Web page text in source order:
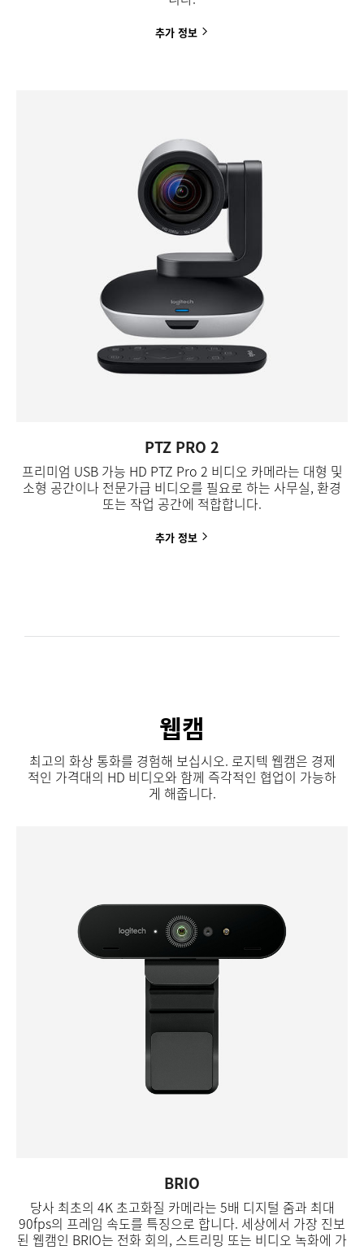
추가 정보
PTZ PRO 2
프리미엄 USB 가능 HD PTZ Pro 2 비디오 카메라는 대형 및
소형 공간이나 전문가급 비디오를 필요로 하는 사무실, 환경
또는 작업 공간에 적합합니다.
추가 정보
웹캠
최고의 화상 통화를 경험해 보십시오. 로지텍 웹캠은 경제
적인 가격대의 HD 비디오와 함께 즉각적인 협업이 가능하
게 해줍니다.
BRIO
당사 최초의 4K 초고화질 카메라는 5배 디지털 줌과 최대
90fps의 프레임 속도를 특징으로 합니다. 세상에서 가장 진보
된 웹캠인 BRIO는 전화 회의, 스트리밍 또는 비디오 녹화에 가